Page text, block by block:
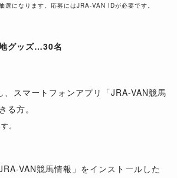
選になります。応募にはJRA-VAN IDが必要です。
グッズ…30名
、スマートフォンアプリ「JRA-VAN競馬
る方。
。
VAN競馬情報」をインストールした